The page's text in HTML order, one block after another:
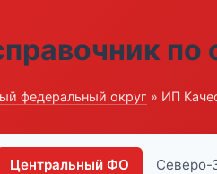
по
федеральный округ » ИП
Центральный ФО